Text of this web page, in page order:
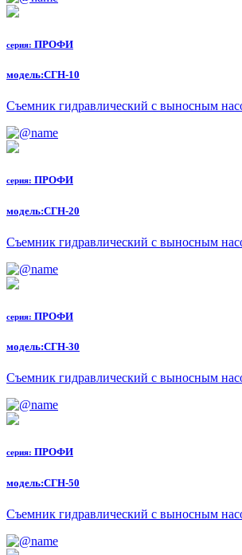
серия: ПРОФИ
модель:СГН-10
Съемник гидравлический с выносным
серия: ПРОФИ
модель:СГН-20
Съемник гидравлический с выносным
серия: ПРОФИ
модель:СГН-30
Съемник гидравлический с выносным
серия: ПРОФИ
модель:СГН-50
Съемник гидравлический с выносным